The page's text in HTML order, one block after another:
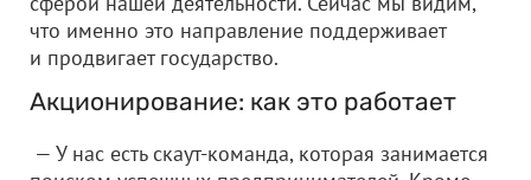
что именно это направление поддерживает
и продвигает государство.
Акционирование: как это работает
— У нас есть скаут-команда, которая занимается